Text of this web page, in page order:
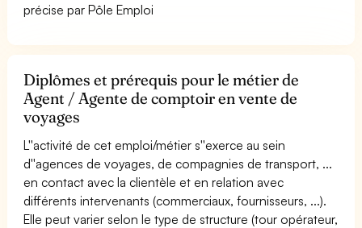
précise par Pôle Emploi
Diplômes et prérequis pour le métier de
Agent / Agente de comptoir en vente de
voyages
L''activité de cet emploi/métier s''exerce au sein
d''agences de voyages, de compagnies de transport, ...
en contact avec la clientèle et en relation avec
différents intervenants (commerciaux, fournisseurs, ...).
Elle peut varier selon le type de structure (tour opérateur,